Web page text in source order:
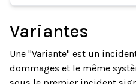
Variantes
Une "Variante" est un
dommages et le même